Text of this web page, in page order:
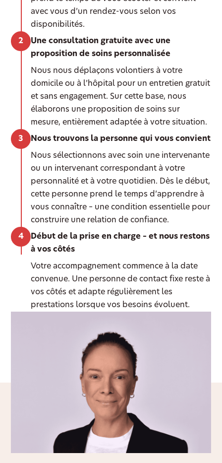
avec vous d’un rendez-vous selon vos
disponibilités.
Une consultation gratuite avec une
proposition de soins personnalisée
Nous nous déplaçons volontiers à votre
domicile ou à l’hôpital pour un entretien gratuit
et sans engagement. Sur cette base, nous
élaborons une proposition de soins sur
mesure, entièrement adaptée à votre situation.
Nous trouvons la personne qui vous convient
Nous sélectionnons avec soin une intervenante
ou un intervenant correspondant à votre
personnalité et à votre quotidien. Dès le début,
cette personne prend le temps d’apprendre à
vous connaître – une condition essentielle pour
construire une relation de confiance.
Début de la prise en charge – et nous restons
à vos côtés
Votre accompagnement commence à la date
convenue. Une personne de contact fixe reste à
vos côtés et adapte régulièrement les
prestations lorsque vos besoins évoluent.